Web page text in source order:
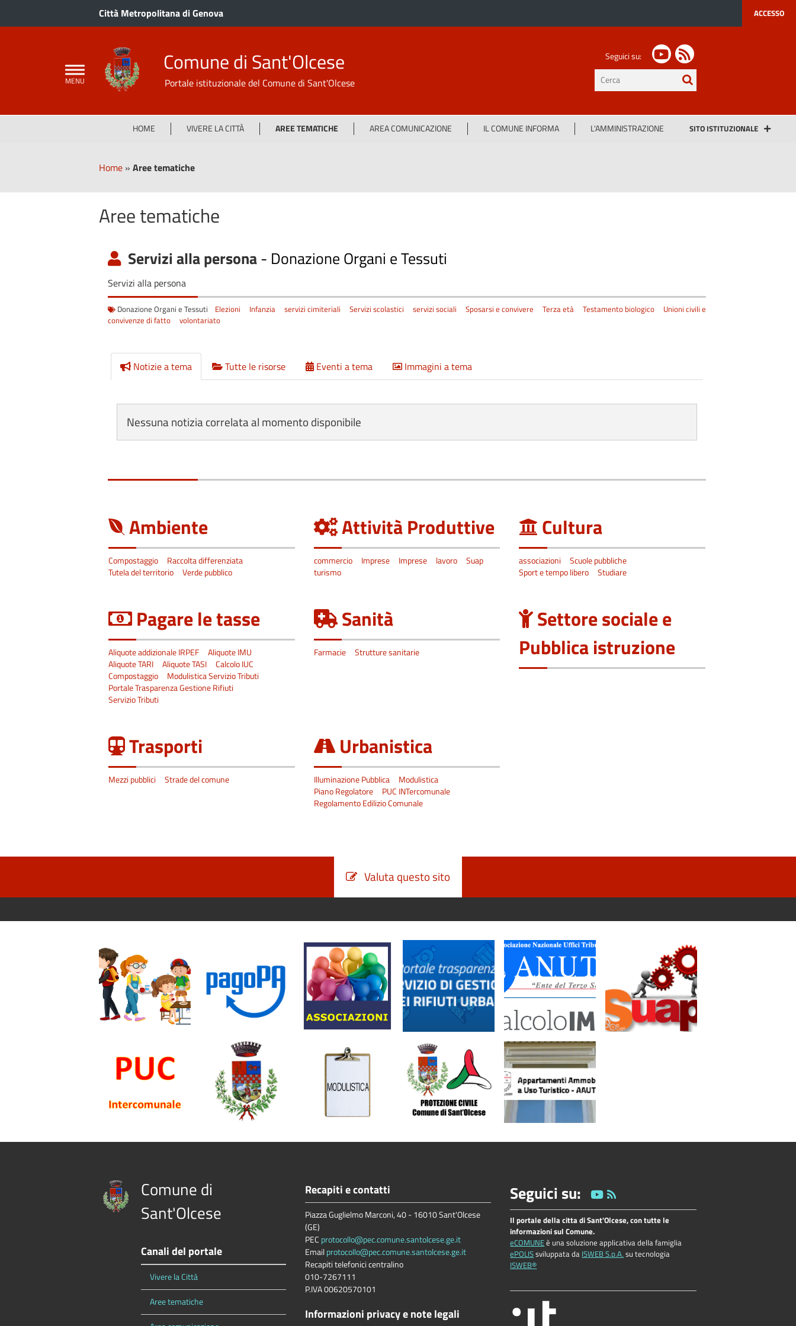
Città Metropolitana di Genova ACCESSO
Comune di Sant'Olcese
Portale istituzionale del Comune di Sant'Olcese
Seguici su:
testo
da
HOME VIVERE LA CITTÀ AREE TEMATICHE AREA COMUNICAZIONE IL COMUNE INFORMA L'AMMINISTRAZIONE SITO ISTITUZIONALE
Home » Aree tematiche
Aree tematiche
Servizi alla persona- Donazione Organi e Tessuti
Servizi alla persona
Donazione Organi e Tessuti Elezioni Infanzia servizi cimiteriali Servizi scolastici servizi sociali Sposarsi e convivere Terza età Testamento biologico
Unioni civili e
convivenze di fatto
volontariato
Notizie a tema Tutte le risorse Eventi a tema Immagini a tema
Nessuna notizia correlata al momento disponibile
Ambiente
Compostaggio
Raccolta differenziata
Tutela del territorio
Verde pubblico
Attività Produttive
commercio Imprese Imprese lavoro
Suap
turismo
Cultura
associazioni
Scuole pubbliche
Sport e tempo libero
Studiare
Pagare le tasse
Aliquote addizionale IRPEF
Aliquote IMU
Aliquote TARI
Aliquote TASI
Calcolo IUC
Compostaggio
Modulistica Servizio Tributi
Portale Trasparenza Gestione Rifiuti
Servizio Tributi
Sanità
Farmacie Strutture sanitarie
Settore sociale e
Pubblica istruzione
Trasporti
Mezzi pubblici Strade del comune
Urbanistica
Illuminazione Pubblica
Modulistica
Piano Regolatore
PUC INTercomunale
Regolamento Edilizio Comunale
Valuta questo sito
Comune di
Sant'Olcese
Canali del portale
Vivere la Città
Aree tematiche
Recapiti e contatti
Piazza Guglielmo Marconi, 40 - 16010 Sant'Olcese
(GE)
PEC protocollo@pec.comune.santolcese.ge.it
Emailprotocollo@pec.comune.santolcese.ge.it
Recapiti telefonici centralino
010-7267111
P.IVA 00620570101
Informazioni privacy e note legali
Seguici su:
Il portale della citta di Sant'Olcese, con tutte le
informazioni sul Comune.
eCOMUNEè una soluzione applicativa della famiglia
ePOLISsviluppata da ISWEB S.p.A. su tecnologia
ISWEB®